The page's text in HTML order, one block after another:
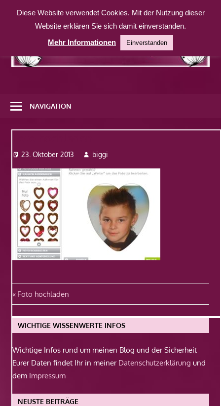
Inhalt
weitere
Website
NAVIGATION
23. Oktober 2013 biggi
Beitragsnavigation
Vorheriger
Beitrag:
Foto hochladen
WICHTIGE WISSENWERTE INFOS
Wichtige Infos rund um meinen Blog und der Sicherheit
Eurer Daten findet Ihr in meiner Datenschutzerklärung und
dem Impressum
NEUSTE BEITRÄGE
Diese Website verwendet Cookies. Mit der Nutzung dieser
Website erklären Sie sich damit einverstanden.
Mehr Informationen
Einverstanden